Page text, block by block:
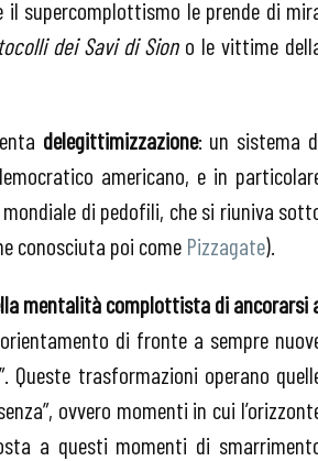
supercomplottismo le prende di
dei Savi di Siono le vittime
delegittimizzazione: un sistema
americano, e in
di pedofili, che si riuniva
conosciuta poi come Pizzagate).
mentalità complottista di ancorarsi
di fronte a sempre
Queste trasformazioni operano
ovvero momenti in cui
a questi momenti di